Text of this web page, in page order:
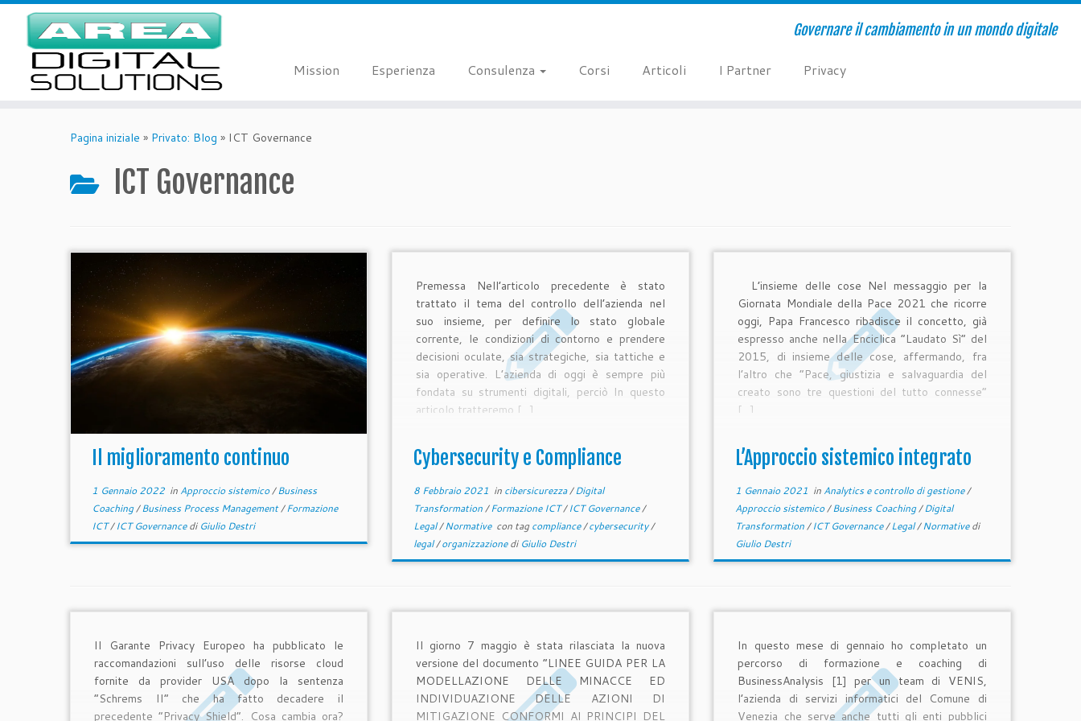
Governare il cambiamento in un mondo digitale
Mission Esperienza Consulenza Corsi Articoli I Partner Privacy
Pagina iniziale » Privato: Blog » ICT Governance
ICT Governance
Il miglioramento continuo
1 Gennaio 2022in Approccio sistemico/Business
Coaching/Business Process Management/Formazione
ICT/ICT Governancedi Giulio Destri
Premessa Nell’articolo precedente è stato
trattato il tema del controllo dell’azienda nel
suo insieme, per definire lo stato globale
corrente, le condizioni di contorno e prendere
decisioni oculate, sia strategiche, sia tattiche e
sia operative. L’azienda di oggi è sempre più
fondata su strumenti digitali, perciò In questo
articolo tratteremo […]
Cybersecurity e Compliance
8 Febbraio 2021 in cibersicurezza/Digital
Transformation/Formazione ICT/ICT Governance/
Legal/Normative con tagcompliance/cybersecurity/
legal/organizzazionedi Giulio Destri
L’insieme delle cose Nel messaggio per la
Giornata Mondiale della Pace 2021 che ricorre
oggi, Papa Francesco ribadisce il concetto, già
espresso anche nella Enciclica “Laudato Sì” del
2015, di insieme delle cose, affermando, fra
l’altro che “Pace, giustizia e salvaguardia del
creato sono tre questioni del tutto connesse”
[…]
L’Approccio sistemico integrato
1 Gennaio 2021 in Analytics e controllo di gestione/
Approccio sistemico/Business Coaching/Digital
Transformation/ICT Governance/Legal/Normativedi
Giulio Destri
Il Garante Privacy Europeo ha pubblicato le
raccomandazioni sull’uso delle risorse cloud
fornite da provider USA dopo la sentenza
“Schrems II” che ha fatto decadere il
precedente “Privacy Shield”. Cosa cambia ora?
Il giorno 7 maggio è stata rilasciata la nuova
versione del documento “LINEE GUIDA PER LA
MODELLAZIONE DELLE MINACCE ED
INDIVIDUAZIONE DELLE AZIONI DI
MITIGAZIONE CONFORMI AI PRINCIPI DEL
In questo mese di gennaio ho completato un
percorso di formazione e coaching di
BusinessAnalysis [1] per un team di VENIS,
l’azienda di servizi informatici del Comune di
Venezia che serve anche tutti gli enti pubblici